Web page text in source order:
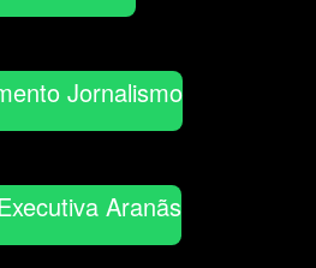
Jornalismo
Aranãs